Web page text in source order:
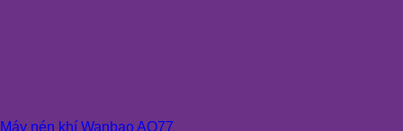
Máy nén khí Wanbao AQ77